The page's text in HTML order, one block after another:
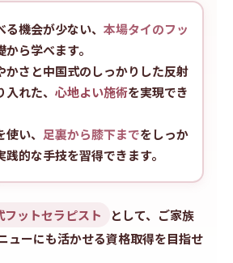
機会が少ない、 本場タイのフッ
から学べます。
かさと中国式のしっかりした反射
れた、 心地よい施術を実現でき
い、 足裏から膝下までをしっか
践的な手技を習得できます。
フットセラピスト
として、ご家族
ューにも活かせる資格取得を目指せ